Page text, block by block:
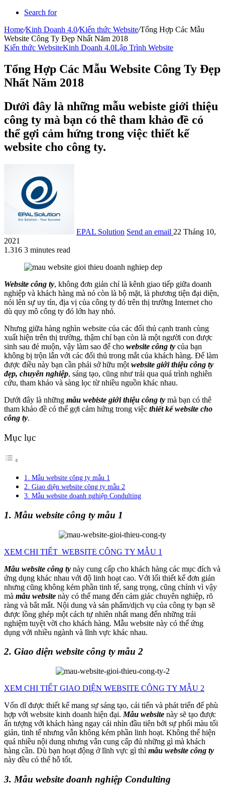
Search for
Home/Kinh Doanh 4.0/Kiến thức Website/Tổng Hợp Các Mẫu
Website Công Ty Đẹp Nhất Năm 2018
Kiến thức WebsiteKinh Doanh 4.0Lập Trình Website
Tổng Hợp Các Mẫu Website Công Ty Đẹp
Nhất Năm 2018
Dưới đây là những mẫu webiste giới thiệu
công ty mà bạn có thê tham khảo đề có
thể gợi cảm hứng trong việc thiết kế
website cho công ty.
EPAL Solution Send an email 22 Tháng 10,
2021
1.316 3 minutes read
Website công ty, không đơn giản chỉ là kênh giao tiếp giữa doanh
nghiệp và khách hàng mà nó còn là bộ mặt, là phương tiện đại diện,
nói lên sự uy tín, địa vị của công ty đó trên thị trường Internet cho
dù quy mô công ty đó lớn hay nhỏ.
Nhưng giữa hàng nghìn website của các đối thủ cạnh tranh cùng
xuất hiện trên thị trường, thậm chí bạn còn là một người con được
sinh sau đẻ muộn, vậy làm sao để cho website công ty của bạn
không bị trộn lẫn với các đối thủ trong mắt của khách hàng. Để làm
được điều này bạn cần phải sở hữu một website giới thiệu công ty
đẹp, chuyên nghiệp, sáng tạo, cũng như trải qua quá trình nghiên
cứu, tham khảo và sàng lọc từ nhiều nguồn khác nhau.
Dưới đây là những mẫu webiste giới thiệu công ty mà bạn có thê
tham khảo đề có thể gợi cảm hứng trong việc thiết kế website cho
công ty.
Mục lục
1. Mẫu website công ty mẫu 1
2. Giao diện website công ty mẫu 2
3. Mẫu website doanh nghiệp Condulting
1. Mẫu website công ty mẫu 1
XEM CHI TIẾT WEBSITE CÔNG TY MẪU 1
Mẫu website công ty này cung cấp cho khách hàng các mục đích và
ứng dụng khác nhau với độ linh hoạt cao. Với lối thiết kế đơn giản
nhưng cũng không kém phần tinh tế, sang trọng, cũng chính vì vậy
mà mẫu website này có thể mang đến cảm giác chuyên nghiệp, rõ
ràng và bắt mắt. Nội dung và sản phẩm/dịch vụ của công ty bạn sẽ
được lồng ghép một cách tự nhiên nhất mang đến những trải
nghiệm tuyệt vời cho khách hàng. Mẫu website này có thể ứng
dụng với nhiều ngành và lĩnh vực khác nhau.
2. Giao diện website công ty mẫu 2
XEM CHI TIẾT GIAO DIỆN WEBSITE CÔNG TY MẪU 2
Vốn dĩ được thiết kế mang sự sáng tạo, cải tiến và phát triển để phù
hợp với website kinh doanh hiện đại. Mẫu website này sẽ tạo được
ấn tượng với khách hàng ngay cái nhìn đầu tiên bởi sự phối màu tối
giản, tinh tế nhưng vẫn không kém phần linh hoạt. Không thể hiện
quá nhiều nội dung nhưng vẫn cung cấp đủ những gì mà khách
hàng cần. Dù bạn hoạt động ở lĩnh vực gì thì mẫu website công ty
này đều có thể hỗ tốt.
3. Mẫu website doanh nghiệp Condulting